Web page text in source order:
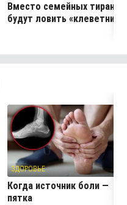
Вместо семейных тиранов
будут ловить
ЗДОРОВЬЕ
Когда источник боли —
пятка